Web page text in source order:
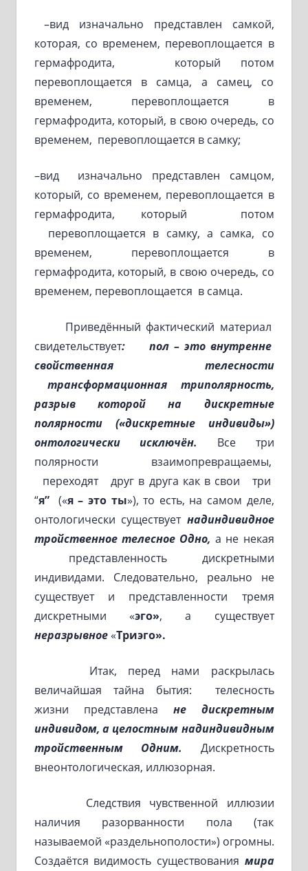
–вид изначально представлен самкой,
которая, со временем, перевоплощается в
гермафродита, который потом
перевоплощается в самца, а самец, со
временем, перевоплощается в
гермафродита, который, в свою очередь, со
временем, перевоплощается в самку;
–вид изначально представлен самцом,
который, со временем, перевоплощается в
гермафродита, который потом
перевоплощается в самку, а самка, со
временем, перевоплощается в
гермафродита, который, в свою очередь, со
временем, перевоплощается в самца.
Приведённый фактический материал
свидетельствует: пол – это внутренне
свойственная телесности
трансформационная триполярность,
разрыв которой на дискретные
полярности («дискретные индивиды»)
онтологически исключён. Все три
полярности взаимопревращаемы,
переходят друг в друга как в свои три
“я”(«я – это ты»), то есть, на самом деле,
онтологически существует надиндивидное
тройственное телесное Одно, а не некая
представленность дискретными
индивидами. Следовательно, реально не
существует и представленности тремя
дискретными «эго», а существует
неразрывное«Триэго».
Итак, перед нами раскрылась
величайшая тайна бытия: телесность
жизни представлена не дискретным
индивидом, а целостным надиндивидным
тройственным Одним. Дискретность
внеонтологическая, иллюзорная.
Следствия чувственной иллюзии
наличия разорванности пола (так
называемой «раздельнополости») огромны.
Создаётся видимость существования мира